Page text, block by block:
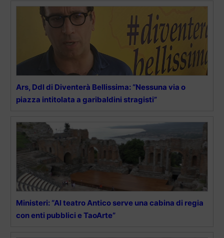
Ars, Ddl di Diventerà Bellissima: “Nessuna via o
piazza intitolata a garibaldini stragisti”
Ministeri: “Al teatro Antico serve una cabina di regia
con enti pubblici e TaoArte”